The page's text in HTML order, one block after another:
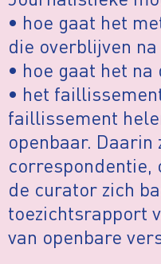
• hoe gaat het
die overblijven
• hoe gaat het
• het
faillissement
openbaar.
correspondentie,
de curator zich
toezichtsrapport
van openbare